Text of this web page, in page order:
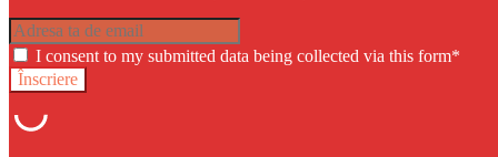
I consent to my submitted data being collected via this form*